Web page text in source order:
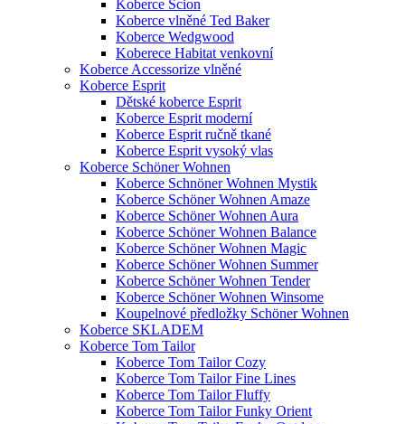
Koberce Scion
Koberce vlněné Ted Baker
Koberce Wedgwood
Koberece Habitat venkovní
Koberce Accessorize vlněné
Koberce Esprit
Dětské koberce Esprit
Koberce Esprit moderní
Koberce Esprit ručně tkané
Koberce Esprit vysoký vlas
Koberce Schöner Wohnen
Koberce Schnöner Wohnen Mystik
Koberce Schöner Wohnen Amaze
Koberce Schöner Wohnen Aura
Koberce Schöner Wohnen Balance
Koberce Schöner Wohnen Magic
Koberce Schöner Wohnen Summer
Koberce Schöner Wohnen Tender
Koberce Schöner Wohnen Winsome
Koupelnové předložky Schöner Wohnen
Koberce SKLADEM
Koberce Tom Tailor
Koberce Tom Tailor Cozy
Koberce Tom Tailor Fine Lines
Koberce Tom Tailor Fluffy
Koberce Tom Tailor Funky Orient